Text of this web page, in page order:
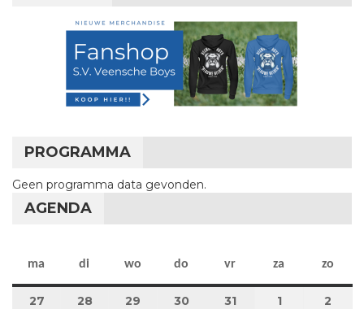
PROGRAMMA
Geen programma data gevonden.
AGENDA
ma maandag
di dinsdag
wo woensdag
do donderdag
vr vrijdag
za zaterdag
zo
27 27 juli 2026
28 28 juli 2026
29 29 juli 2026
30 30 juli 2026
31 31 juli 2026
11 augustus
2